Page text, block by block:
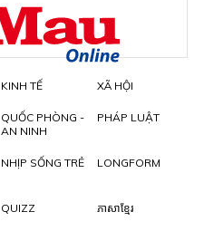
KINH TẾ XÃ HỘI
QUỐC PHÒNG -
AN NINH
PHÁP LUẬT
NHỊP SỐNG TRẺ LONGFORM
QUIZZ ភាសាខ្មែរ